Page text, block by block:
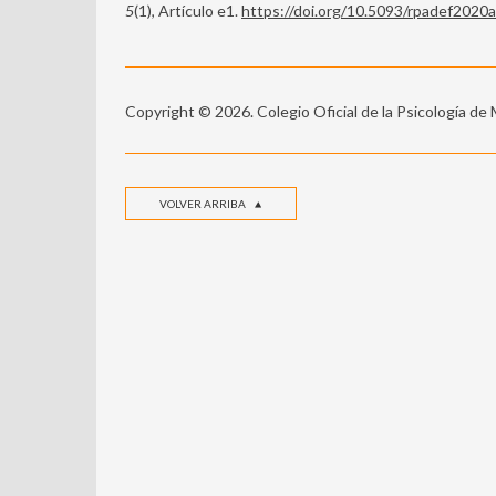
5(1), Artículo e1.https://doi.org/10.5093/
Copyright © 2026. Colegio Oficial de la Psicología de
VOLVER ARRIBA